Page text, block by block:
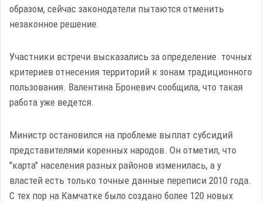
образом, сейчас законодатели пытаются отменить
незаконное решение.
Участники встречи высказались за определение точных
критериев отнесения территорий к зонам традиционного
пользования. Валентина Броневич сообщила, что такая
работа уже ведется.
Министр остановился на проблеме выплат субсидий
представителями коренных народов. Он отметил, что
"карта" населения разных районов изменилась, а у
властей есть только точные данные переписи 2010 года.
С тех пор на Камчатке было создано более 120 новых